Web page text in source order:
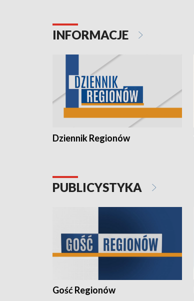
INFORMACJE
Dziennik Regionów
PUBLICYSTYKA
Gość Regionów